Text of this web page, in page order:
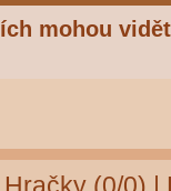
mohou